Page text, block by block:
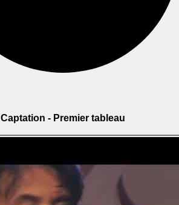
Captation - Premier tableau